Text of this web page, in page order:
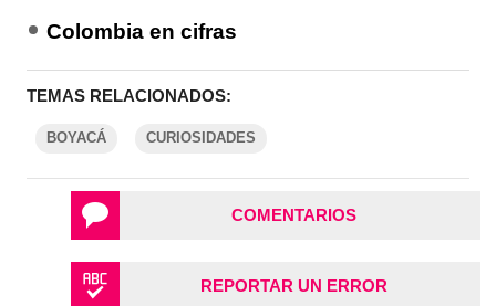
Colombia en cifras
TEMAS RELACIONADOS:
BOYACÁ CURIOSIDADES
COMENTARIOS
REPORTAR UN ERROR